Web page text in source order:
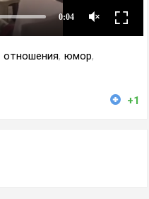
отношения, юмор,
+1